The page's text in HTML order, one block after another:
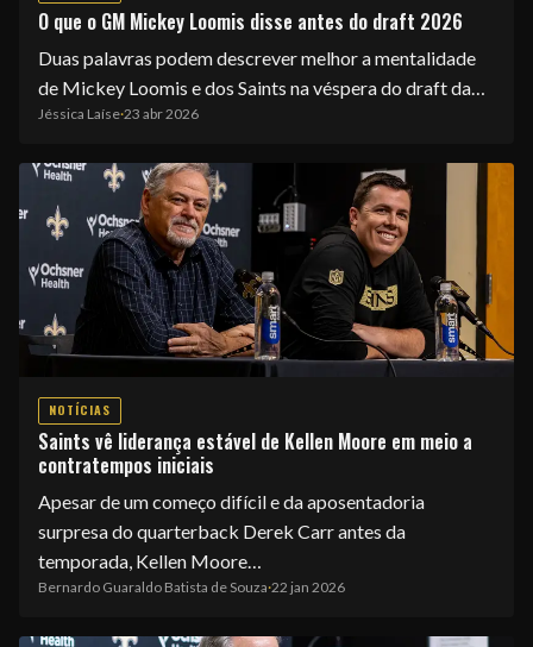
O que o GM Mickey Loomis disse antes do draft 2026
Duas palavras podem descrever melhor a mentalidade
de Mickey Loomis e dos Saints na véspera do draft da…
Jéssica Laíse·23 abr 2026
NOTÍCIAS
Saints vê liderança estável de Kellen Moore em meio a
contratempos iniciais
Apesar de um começo difícil e da aposentadoria
surpresa do quarterback Derek Carr antes da
temporada, Kellen Moore…
Bernardo Guaraldo Batista de Souza·22 jan 2026